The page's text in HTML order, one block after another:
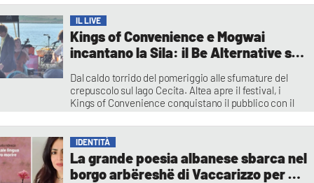
Franco Laratta
IL LIVE
Kings of Convenience e Mogwai
incantano la Sila: il Be Alternative si
tramonto da cartolina
Dal caldo torrido del pomeriggio alle sfumature del
crepuscolo sul lago Cecita. Altea apre il festival, i
Kings of Convenience conquistano il pubblico con il
tramonto in uno spettacolo sonoro
Alessia Principe
IDENTITÀ
La grande poesia albanese sbarca nel
borgo arbëreshë di Vaccarizzo per un